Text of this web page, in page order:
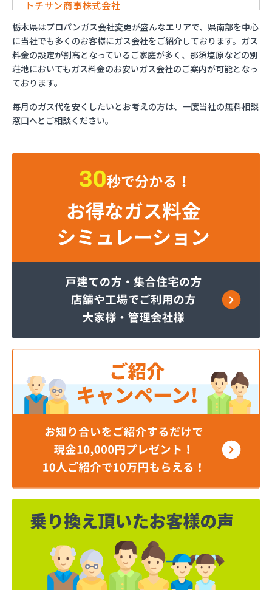
トチサン商事株式会社
フジオックス株式会社 宇都宮営業所
マイシティプロパンガス
ミライフ株式会社 大田原店
烏山プロパン株式会社
烏山通運株式会社プロパンガス
益田屋プロパン有限会社
横川食販株式会社 一里販売所
横川食販株式会社一里販売所
河原実業株式会社 藤岡営業所
株式会社JAエルサポート LPガス総合センター
株式会社JAエルサポート じゃすぽーと真岡SS
株式会社JAエルサポート 県東支店
株式会社JAエルサポート 日光営業所
株式会社JAエルサポート
株式会社JAエルサポート 県北支店
株式会社MIKANE
株式会社TOKAI 小山支店
株式会社TOKAI 那須支店
株式会社あいづや
株式会社イイジマ
株式会社エコファースト
株式会社エス・ケーガス
株式会社エネサンスサービス
株式会社エルピオ 宇都宮営業所
株式会社オオイデ
株式会社ガスパル 宇都宮販売所
株式会社ガスパル 那須販売所
株式会社キクチ
株式会社クレックス 宇都宮営業所
株式会社クレックス 那須塩原営業所
株式会社グローバルエナジー
栃木県はプロパンガス会社変更が盛んなエリアで、県南部を中心
に当社でも多くのお客様にガス会社をご紹介しております。ガス
料金の設定が割高となっているご家庭が多く、那須塩原などの別
荘地においてもガス料金のお安いガス会社のご案内が可能となっ
ております。
毎月のガス代を安くしたいとお考えの方は、一度当社の無料相談
窓口へとご相談ください。